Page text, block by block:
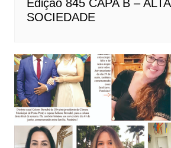
Edição 845 CAPA B – ALTA
SOCIEDADE